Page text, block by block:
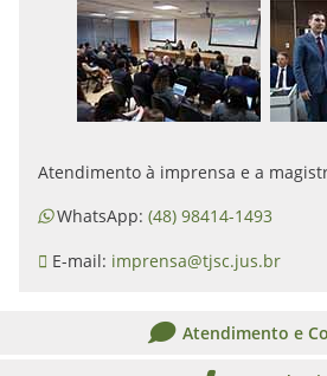
Atendimento à imprensa e a
WhatsApp: (48) 98414-1493
E-mail: imprensa@tjsc.jus.br
Atendimento e